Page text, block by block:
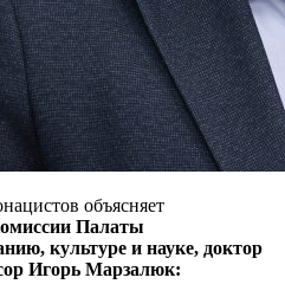
объясняет
Палаты
культуре и науке, доктор
Игорь Марзалюк: